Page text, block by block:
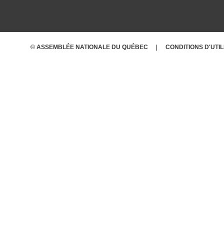
© ASSEMBLÉE NATIONALE DU QUÉBEC CONDITIONS